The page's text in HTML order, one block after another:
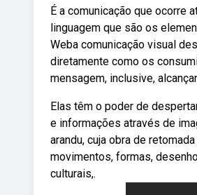
É a comunicação que ocorre
linguagem que são os
Weba comunicação visual
diretamente como os
mensagem, inclusive,
Elas têm o poder de
e informações através de
arandu, cuja obra de
movimentos, formas,
culturais,.